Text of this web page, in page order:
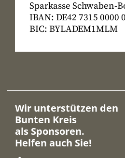
Sparkasse Schwaben-
IBAN: DE42 7315 0000
BIC: BYLADEM1MLM
Wir unterstützen den
Bunten Kreis
als Sponsoren.
Helfen auch Sie!